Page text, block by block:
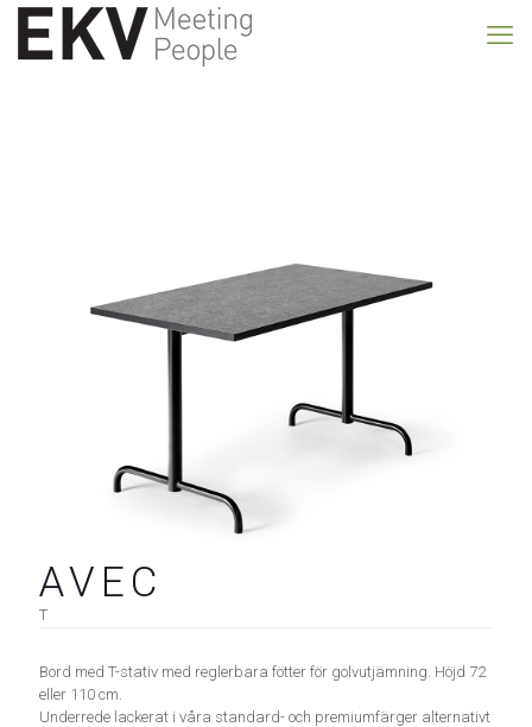
AVEC
T
Bord med T-stativ med reglerbara fötter för golvutjämning. Höjd 72
eller 110 cm.
Underrede lackerat i våra standard- och premiumfärger alternativt